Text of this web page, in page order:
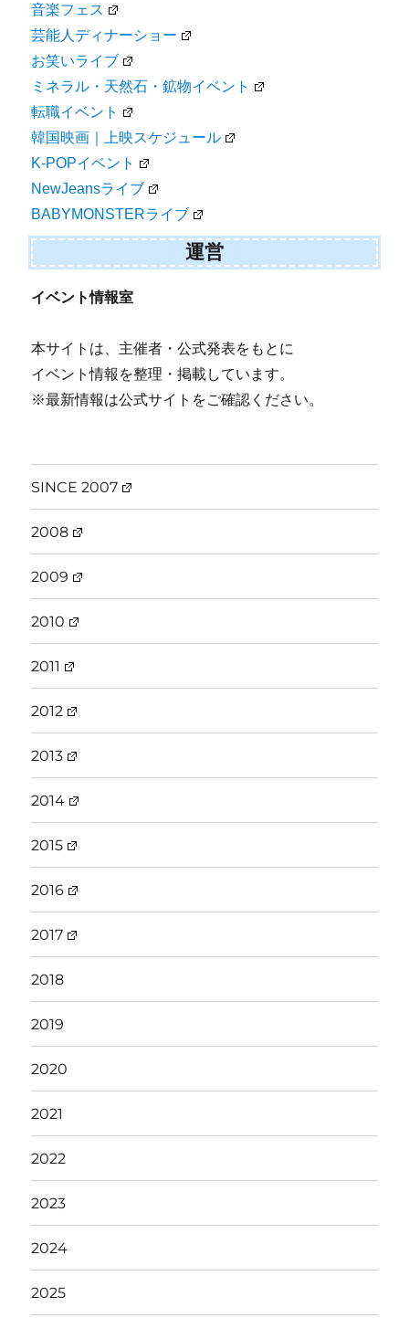
音楽フェス
芸能人ディナーショー
お笑いライブ
ミネラル・天然石・鉱物イベント
転職イベント
韓国映画｜上映スケジュール
K-POPイベント
NewJeansライブ
BABYMONSTERライブ
運営
イベント情報室
本サイトは、主催者・公式発表をもとに
イベント情報を整理・掲載しています。
※最新情報は公式サイトをご確認ください。
SINCE 2007
2008
2009
2010
2011
2012
2013
2014
2015
2016
2017
2018
2019
2020
2021
2022
2023
2024
2025